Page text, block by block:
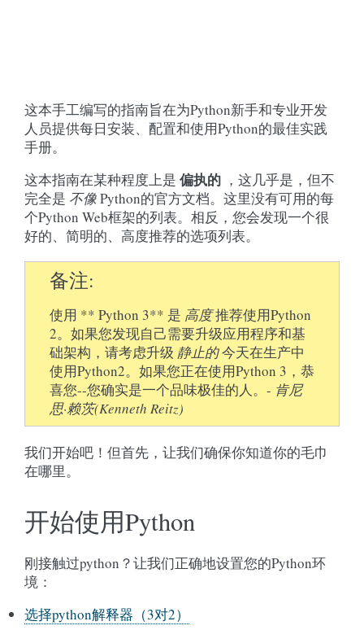
这本手工编写的指南旨在为Python新手和专业开发
人员提供每日安装、配置和使用Python的最佳实践
手册。
这本指南在某种程度上是 偏执的 ，这几乎是，但不
完全是 不像Python的官方文档。这里没有可用的每
个Python Web框架的列表。相反，您会发现一个很
好的、简明的、高度推荐的选项列表。
备注
使用 ** Python 3** 是 高度推荐使用Python
2。如果您发现自己需要升级应用程序和基
础架构，请考虑升级 静止的今天在生产中
使用Python2。如果您正在使用Python 3，恭
喜您--您确实是一个品味极佳的人。- 肯尼
思·赖茨(Kenneth Reitz)
我们开始吧！但首先，让我们确保你知道你的毛巾
在哪里。
开始使用Python
刚接触过python？让我们正确地设置您的Python环
境：
选择python解释器（3对2）